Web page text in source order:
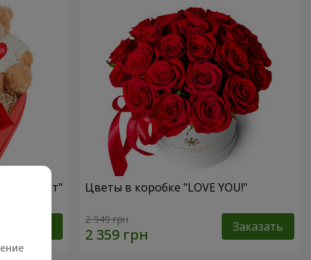
презент" Цветы в коробке "LOVE YOU!"
2 949 грн Заказать